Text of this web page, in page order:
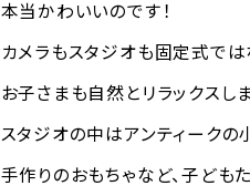
本当かわいいのです！
カメラもスタジオも固定式では
お子さまも自然とリラックスし
スタジオの中はアンティークの
手作りのおもちゃなど、子ども